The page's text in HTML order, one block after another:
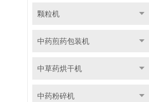
颗粒机
中药煎药包装机
中草药烘干机
中药粉碎机